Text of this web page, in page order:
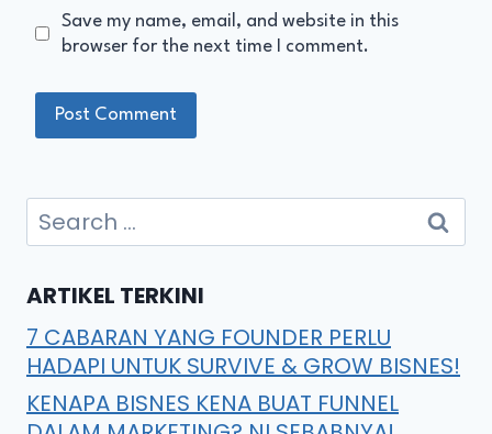
Save my name, email, and website in this
browser for the next time I comment.
ARTIKEL TERKINI
7 CABARAN YANG FOUNDER PERLU
HADAPI UNTUK SURVIVE & GROW BISNES!
KENAPA BISNES KENA BUAT FUNNEL